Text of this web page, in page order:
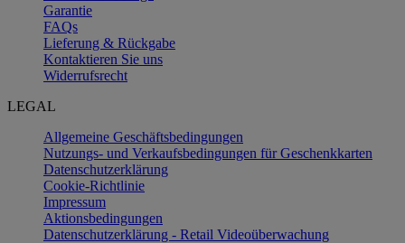
Garantie
FAQs
Lieferung & Rückgabe
Kontaktieren Sie uns
Widerrufsrecht
LEGAL
Allgemeine Geschäftsbedingungen
Nutzungs- und Verkaufsbedingungen für Geschenkkarten
Datenschutzerklärung
Cookie-Richtlinie
Impressum
Aktionsbedingungen
Datenschutzerklärung - Retail Videoüberwachung